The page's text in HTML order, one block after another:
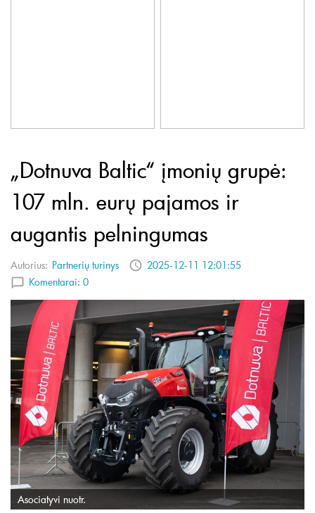
„Dotnuva Baltic“ įmonių grupė:
107 mln. eurų pajamos ir
augantis pelningumas
Autorius: Partnerių turinys
2025-12-11 12:01:55
Komentarai: 0
Asociatyvi nuotr.